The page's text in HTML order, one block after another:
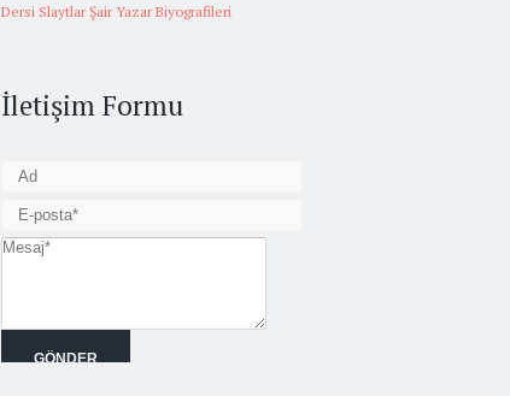
Dersi Slaytlar Şair Yazar Biyografileri
İletişim Formu